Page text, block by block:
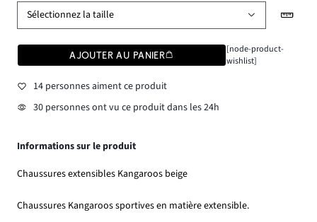
Sélectionnez la taille
AJOUTER AU PANIER
[node-product-
wishlist]
14 personnes aiment ce produit
30 personnes ont vu ce produit dans les 24h
Informations sur le produit
Chaussures extensibles Kangaroos beige
Chaussures Kangaroos sportives en matière extensible.